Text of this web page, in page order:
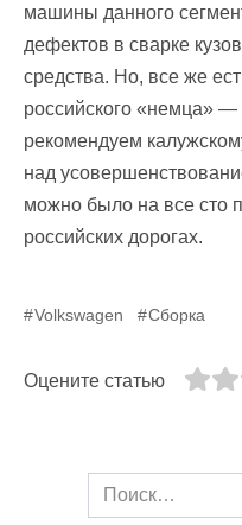
машины данного
дефектов в сварке
средства. Но, все же
российского «немца» —
рекомендуем
над
можно было на все сто
российских дорогах.
Volkswagen Сборка
Оцените статью
Search
for: